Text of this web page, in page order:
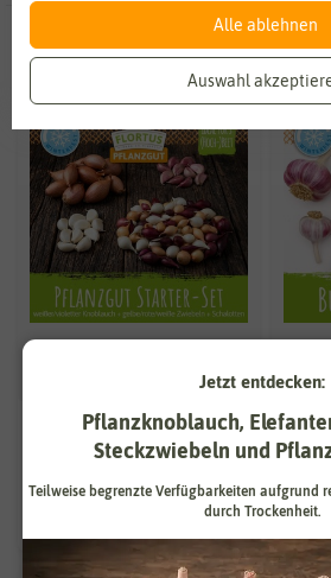
NEU
Pflanzgut Starter-Set
ab 12,95 € ab
Alle ablehnen
Auswahl
Jetzt entdecken:
Pflanzknoblauch,
Steckzwiebeln und
Teilweise begrenzte Verfügbarkeiten aufgrund
durch Trockenheit.